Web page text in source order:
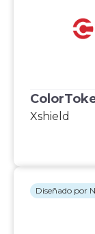
Xshield
Diseñado por